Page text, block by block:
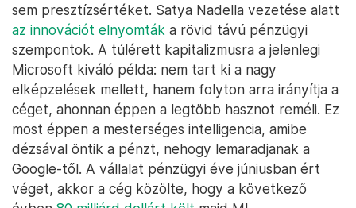
sem presztízsértéket. Satya Nadella vezetése alatt
az innovációt elnyomták a rövid távú pénzügyi
szempontok. A túlérett kapitalizmusra a jelenlegi
Microsoft kiváló példa: nem tart ki a nagy
elképzelések mellett, hanem folyton arra irányítja a
céget, ahonnan éppen a legtöbb hasznot reméli. Ez
most éppen a mesterséges intelligencia, amibe
dézsával öntik a pénzt, nehogy lemaradjanak a
Google-től. A vállalat pénzügyi éve júniusban ért
véget, akkor a cég közölte, hogy a következő